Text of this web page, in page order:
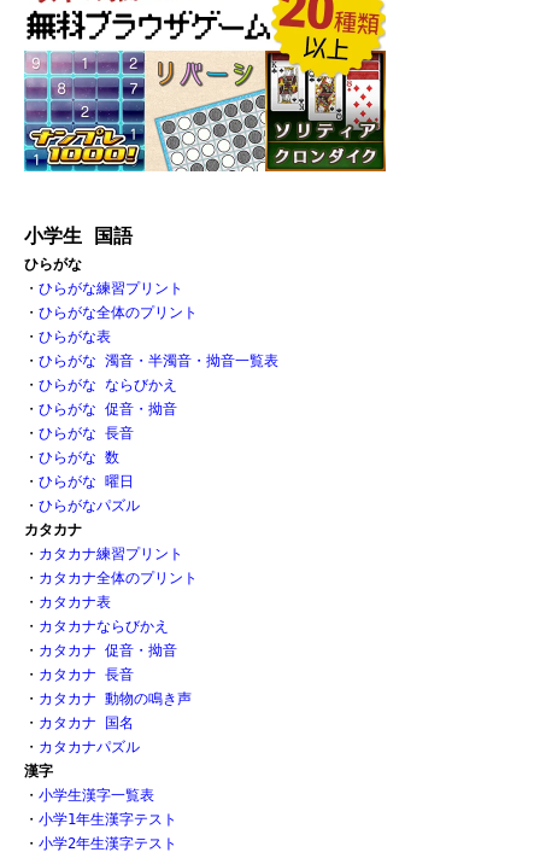
小学生 国語
ひらがな
・ ひらがな練習プリント
・ ひらがな全体のプリント
・ ひらがな表
・ ひらがな 濁音・半濁音・拗音一覧表
・ ひらがな ならびかえ
・ ひらがな 促音・拗音
・ ひらがな 長音
・ ひらがな 数
・ ひらがな 曜日
・ ひらがなパズル
カタカナ
・ カタカナ練習プリント
・ カタカナ全体のプリント
・ カタカナ表
・ カタカナならびかえ
・ カタカナ 促音・拗音
・ カタカナ 長音
・ カタカナ 動物の鳴き声
・ カタカナ 国名
・ カタカナパズル
漢字
・ 小学生漢字一覧表
・ 小学1年生漢字テスト
・ 小学2年生漢字テスト